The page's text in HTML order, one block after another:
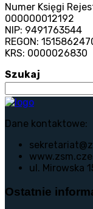
Numer Księgi
000000012192
NIP: 9491763544
REGON:
KRS: 0000026830
Szukaj
Dane kontaktowe:
ul. Mirowska
Ostatnie